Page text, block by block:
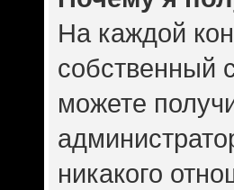
На каждой
собственный
можете
никакого